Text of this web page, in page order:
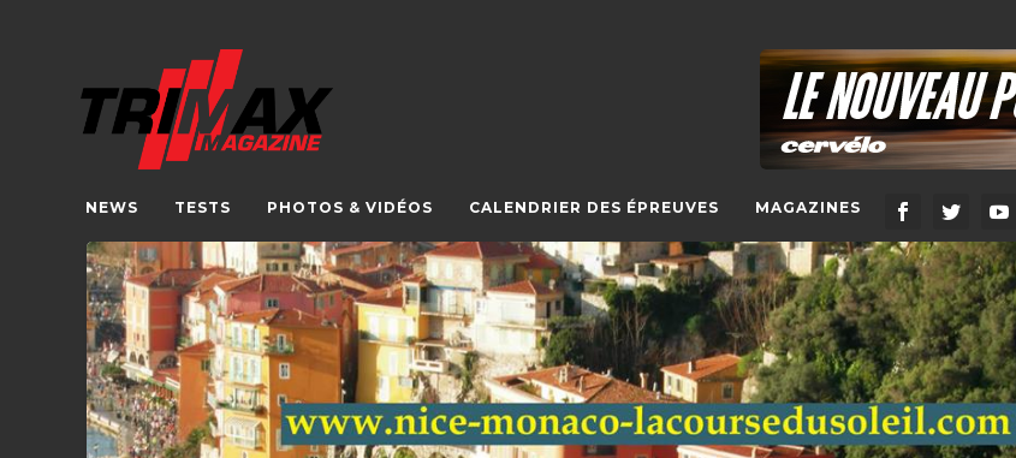
NEWS TESTS PHOTOS & VIDÉOS CALENDRIER DES ÉPREUVES MAGAZINES